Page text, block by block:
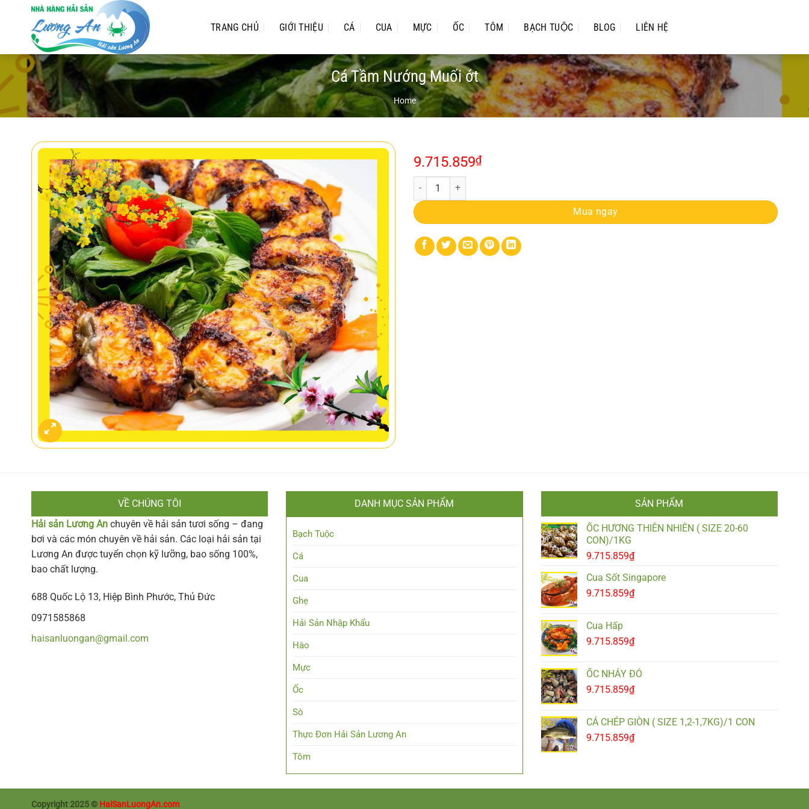
dung
TRANG CHỦ GIỚI THIỆU CÁ CUA MỰC ỐC TÔM BẠCH TUỘC BLOG LIÊN HỆ
Cá Tầm Nướng Muối ớt
Home
9.715.859₫
Cá Tầm Nướng Muối ớt quantity
Mua ngay
VỀ CHÚNG TÔI
Hải sản Lương An chuyên về hải sản tươi sống – đang
bơi và các món chuyên về hải sản. Các loại hải sản tại
Lương An được tuyển chọn kỹ lưỡng, bao sống 100%,
bao chất lượng.
688 Quốc Lộ 13, Hiệp Bình Phước, Thủ Đức
0971585868
haisanluongan@gmail.com
DANH MỤC SẢN PHẨM
Bạch Tuộc
Cá
Cua
Ghẹ
Hải Sản Nhập Khẩu
Hào
Mực
Ốc
Sò
Thực Đơn Hải Sản Lương An
Tôm
SẢN PHẨM
ỐC HƯƠNG THIÊN NHIÊN ( SIZE 20-60
CON)/1KG
9.715.859₫
Cua Sốt Singapore
9.715.859₫
Cua Hấp
9.715.859₫
ỐC NHẢY ĐỎ
9.715.859₫
CÁ CHÉP GIÒN ( SIZE 1,2-1,7KG)/1 CON
9.715.859₫
Copyright 2025 © HaiSanLuongAn.com